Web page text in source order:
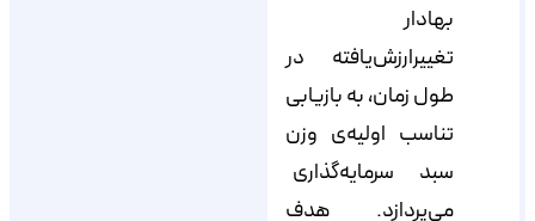
بهادار
تغییرارزش‌یافته در
طول زمان، به بازیابی
تناسب اولیه‌ی وزن
سبد سرمایه‌گذاری
می‌پردازد. هدف